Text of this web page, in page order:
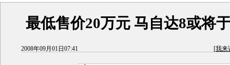
最低售价20万元 马自达8或将
2008年09月01日07:41 [我来